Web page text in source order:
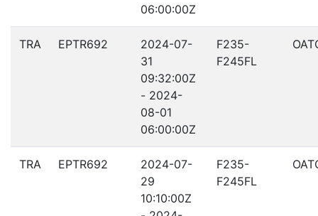
06:00:00Z
TRA EPTR692
2024-07-
31
09:32:00Z
- 2024-
08-01
06:00:00Z
F235-
F245FL
TRA EPTR692
2024-07-
29
10:10:00Z
F235-
F245FL